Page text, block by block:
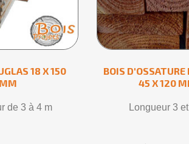
18 X 150
MM
de 3 à 4 m
BOIS D'OSSATURE
45 X 120
Longueur 3